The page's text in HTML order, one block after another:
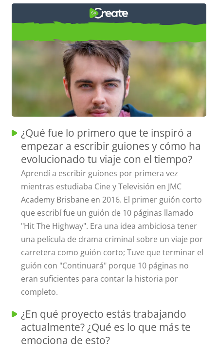
Miembro destacado: William
Fletcher
¿Qué fue lo primero que te inspiró a
empezar a escribir guiones y cómo ha
evolucionado tu viaje con el tiempo?
Aprendí a escribir guiones por primera vez
mientras estudiaba Cine y Televisión en JMC
Academy Brisbane en 2016. El primer guión corto
que escribí fue un guión de 10 páginas llamado
"Hit The Highway". Era una idea ambiciosa tener
una película de drama criminal sobre un viaje por
carretera como guión corto; Tuve que terminar el
guión con "Continuará" porque 10 páginas no
eran suficientes para contar la historia por
completo.
¿En qué proyecto estás trabajando
actualmente? ¿Qué es lo que más te
emociona de esto?